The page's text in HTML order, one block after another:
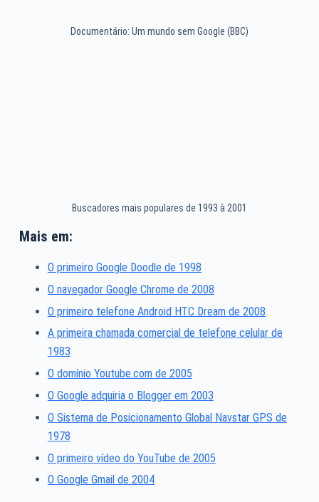
Documentário: Um mundo sem Google (BBC)
Buscadores mais populares de 1993 à 2001
Mais em:
O primeiro Google Doodle de 1998
O navegador Google Chrome de 2008
O primeiro telefone Android HTC Dream de 2008
A primeira chamada comercial de telefone celular de
1983
O domínio Youtube.com de 2005
O Google adquiria o Blogger em 2003
O Sistema de Posicionamento Global Navstar GPS de
1978
O primeiro vídeo do YouTube de 2005
O Google Gmail de 2004